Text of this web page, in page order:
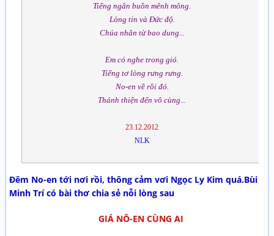
Tiếng ngân buồn mênh mông.
Lòng tin và Đức độ.
Chúa nhân từ bao dung...
Em có nghe trong gió.
Tiếng tơ lòng rưng rưng.
No-en về rồi đó.
Thánh thiện đến vô cùng...
23.12.2012
NLK
Đêm No-en tới nơi rồi, thông cảm vơi Ngọc Ly Kim quá.Bùi
Minh Trí có bài thơ chia sẻ nỗi lòng sau
GIÁ NÔ-EN CÙNG AI